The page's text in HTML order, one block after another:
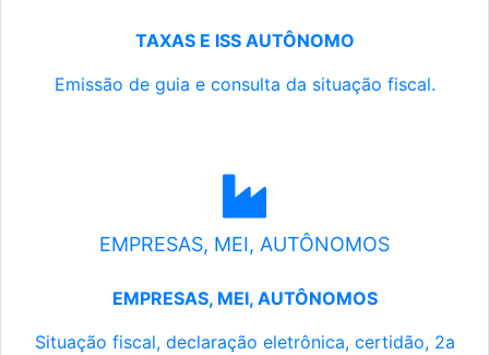
TAXAS E ISS AUTÔNOMO
Emissão de guia e consulta da situação fiscal.
EMPRESAS, MEI, AUTÔNOMOS
EMPRESAS, MEI, AUTÔNOMOS
Situação fiscal, declaração eletrônica, certidão, 2a